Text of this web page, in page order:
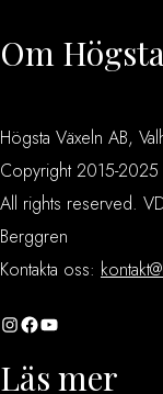
Om
Högsta Växeln AB,
Copyright 2015-
All rights reserved.
Berggren
Kontakta oss:
InstagramFacebook YouTube
Läs mer